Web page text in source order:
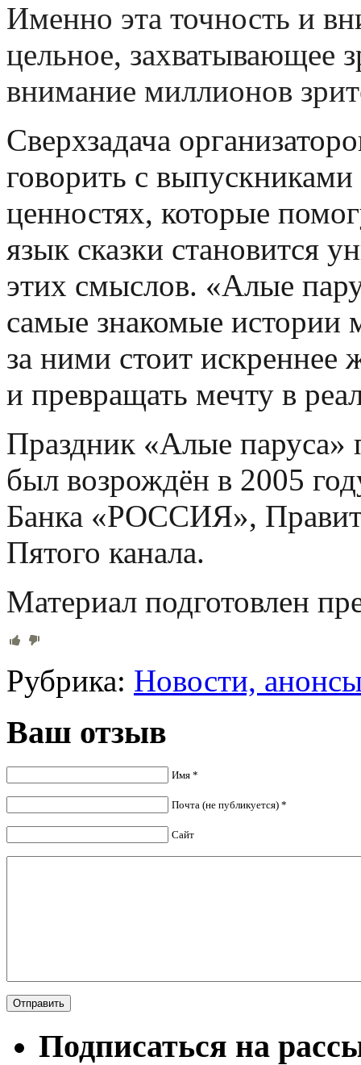
Именно эта точность и
цельное, захватывающее
внимание миллионов
Сверхзадача
говорить с
ценностях, которые
язык сказки становится
этих смыслов. «Алые
самые знакомые истории
за ними стоит искреннее
и превращать мечту в
Праздник «Алые паруса»
был возрождён в 2005
Банка «РОССИЯ»,
Пятого канала.
Материал подготовлен
Рубрика: Новости,
Ваш отзыв
Имя *
Почта (не публикуется) *
Сайт
Подписаться на